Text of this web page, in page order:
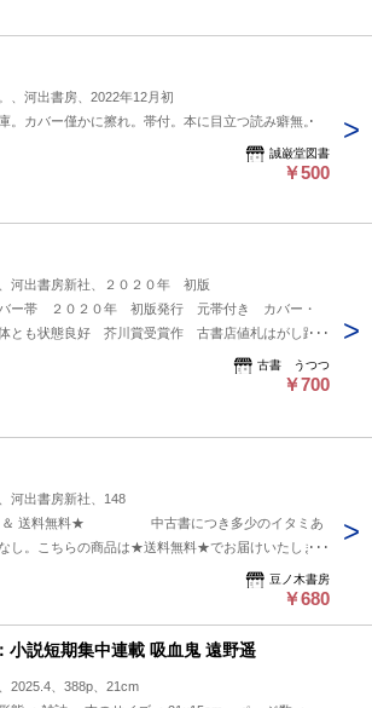
、河出書房、2022年12月初
。カバー僅かに擦れ。帯付。本に目立つ読み癖無。
誠巌堂図書
￥500
河出書房新社、２０２０年 初版
バー帯 ２０２０年 初版発行 元帯付き カバー・
とも状態良好 芥川賞受賞作 古書店値札はがし跡な
古書 うつつ
￥700
河出書房新社、148
＆ 送料無料★ 中古書につき多少のイタミあ
し。こちらの商品は★送料無料★でお届けいたしま
豆ノ木書房
￥680
小説短期集中連載 吸血鬼 遠野遥
2025.4、388p、21cm